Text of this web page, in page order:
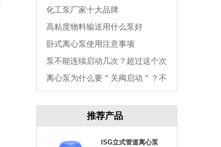
化工泵厂家十大品牌
高粘度物料输送用什么泵好
卧式离心泵使用注意事项
泵不能连续启动几次？超过这个次
数，电机必坏
离心泵为什么要＂关阀启动＂？不
推荐产品
ISG立式管道离心泵